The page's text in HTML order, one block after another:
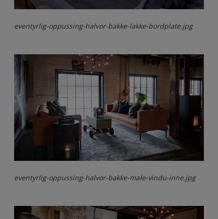
eventyrlig-oppussing-halvor-bakke-lakke-bordplate.jpg
eventyrlig-oppussing-halvor-bakke-male-vindu-inne.jpg